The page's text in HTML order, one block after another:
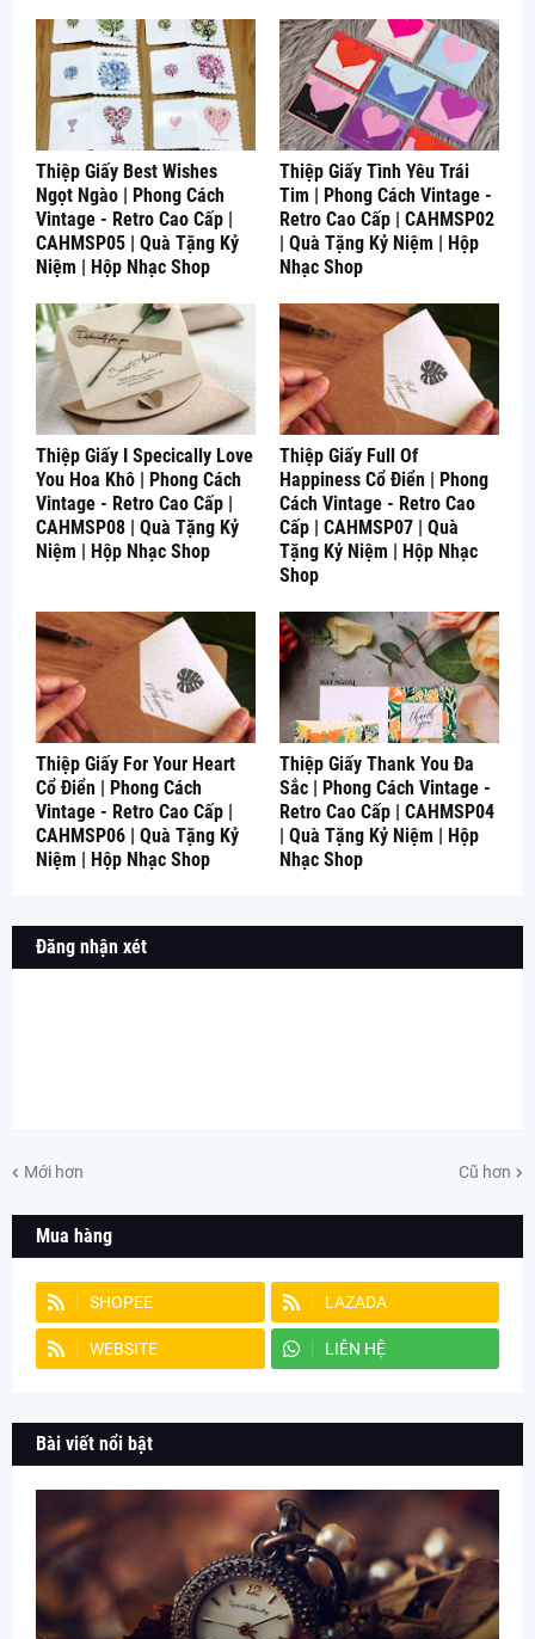
Thiệp Giấy Best Wishes
Ngọt Ngào | Phong Cách
Vintage - Retro Cao Cấp |
CAHMSP05 | Quà Tặng Kỷ
Niệm | Hộp Nhạc Shop
Thiệp Giấy Tình Yêu Trái
Tim | Phong Cách Vintage -
Retro Cao Cấp | CAHMSP02
| Quà Tặng Kỷ Niệm | Hộp
Nhạc Shop
Thiệp Giấy I Specically Love
You Hoa Khô | Phong Cách
Vintage - Retro Cao Cấp |
CAHMSP08 | Quà Tặng Kỷ
Niệm | Hộp Nhạc Shop
Thiệp Giấy Full Of
Happiness Cổ Điển | Phong
Cách Vintage - Retro Cao
Cấp | CAHMSP07 | Quà
Tặng Kỷ Niệm | Hộp Nhạc
Shop
Thiệp Giấy For Your Heart
Cổ Điển | Phong Cách
Vintage - Retro Cao Cấp |
CAHMSP06 | Quà Tặng Kỷ
Niệm | Hộp Nhạc Shop
Thiệp Giấy Thank You Đa
Sắc | Phong Cách Vintage -
Retro Cao Cấp | CAHMSP04
| Quà Tặng Kỷ Niệm | Hộp
Nhạc Shop
Đăng nhận xét
Mới hơn Cũ hơn
Mua hàng
SHOPEE LAZADA
WEBSITE LIÊN HỆ
Bài viết nổi bật